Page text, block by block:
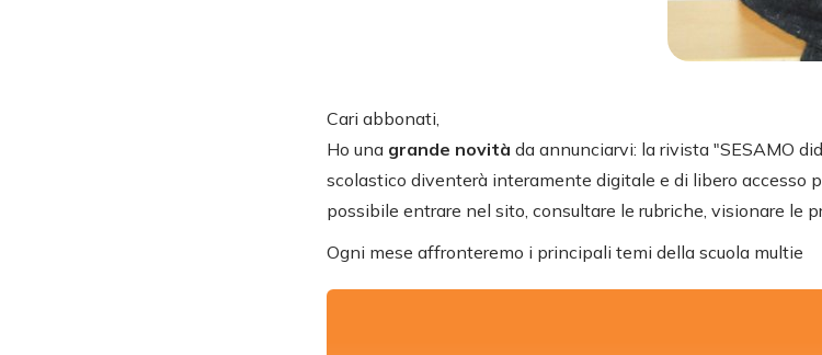
Cari abbonati,
Ho una grande novità da annunciarvi: la rivista "SESAMO
scolastico diventerà interamente digitale e di libero accesso
possibile entrare nel sito, consultare le rubriche, visionare le
Ogni mese affronteremo i principali temi della scuola multie